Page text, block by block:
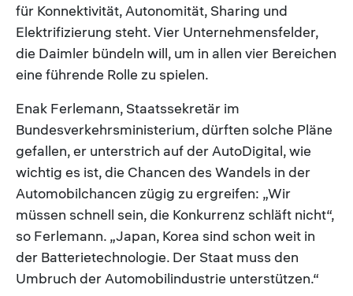
für Konnektivität, Autonomität, Sharing und
Elektrifizierung steht. Vier Unternehmensfelder,
die Daimler bündeln will, um in allen vier Bereichen
eine führende Rolle zu spielen.
Enak Ferlemann, Staatssekretär im
Bundesverkehrsministerium, dürften solche Pläne
gefallen, er unterstrich auf der AutoDigital, wie
wichtig es ist, die Chancen des Wandels in der
Automobilchancen zügig zu ergreifen: „Wir
müssen schnell sein, die Konkurrenz schläft nicht“,
so Ferlemann. „Japan, Korea sind schon weit in
der Batterietechnologie. Der Staat muss den
Umbruch der Automobilindustrie unterstützen.“